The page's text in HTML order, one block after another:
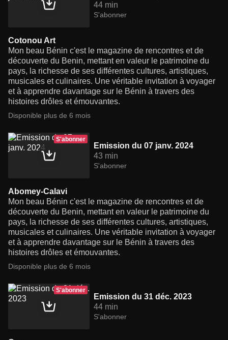
44 min
S'abonner
Cotonou Art
Mon beau Bénin c'est le magazine de rencontres et de
découverte du Benin, mettant en valeur le patrimoine du
pays, la richesse de ses différentes cultures, artistiques,
musicales et culinaires. Une véritable invitation à voyager
et à apprendre davantage sur le Bénin à travers des
histoires drôles et émouvantes.
Disponible plus de 6 mois
S'abonner
Emission du 07 janv. 2024
43 min
S'abonner
Abomey-Calavi
Mon beau Bénin c'est le magazine de rencontres et de
découverte du Benin, mettant en valeur le patrimoine du
pays, la richesse de ses différentes cultures, artistiques,
musicales et culinaires. Une véritable invitation à voyager
et à apprendre davantage sur le Bénin à travers des
histoires drôles et émouvantes.
Disponible plus de 6 mois
S'abonner
Emission du 31 déc. 2023
44 min
S'abonner